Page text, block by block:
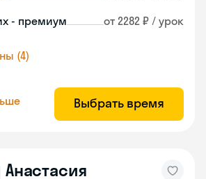
- премиум от 2282 ₽ / урок
(4)
Выбрать время
Анастасия